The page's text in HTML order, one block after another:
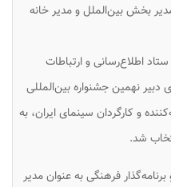
بخش بین‌الملل و مدیر خانه
اطلاع‌رسانی و ارتباطات
نهمین جشنواره بین‌المللی
و کارگردان سینمای ایران، به
شد.
فرهنگی به عنوان مدیر